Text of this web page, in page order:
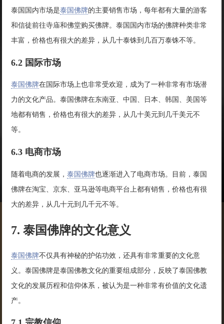
泰国国内市场是泰国佛牌的主要销售市场，每年都有大量的游客
和信徒前往寺庙和佛堂购买佛牌。泰国国内市场的佛牌种类非常
丰富，价格也有很大的差异，从几十泰铢到几百万泰铢不等。
6.2 国际市场
泰国佛牌在国际市场上也非常受欢迎，成为了一种非常有市场潜
力的文化产品。泰国佛牌在东南亚、中国、日本、韩国、美国等
地都有销售，价格也有很大的差异，从几十美元到几千美元不
等。
6.3 电商市场
随着电商的发展，泰国佛牌也逐渐进入了电商市场。目前，泰国
佛牌在淘宝、京东、亚马逊等电商平台上都有销售，价格也有很
大的差异，从几十元到几千元不等。
7. 泰国佛牌的文化意义
泰国佛牌不仅具有神秘的护佑功效，还具有非常重要的文化意
义。泰国佛牌是泰国佛教文化的重要组成部分，反映了泰国佛教
文化的发展历程和信仰体系，被认为是一种非常有价值的文化遗
产。